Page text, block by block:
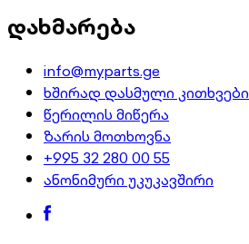
დახმარება
info@myparts.ge
ხშირად დასმული კითხვები
წერილის მიწერა
ზარის მოთხოვნა
+995 32 280 00 55
ანონიმური უკუკავშირი